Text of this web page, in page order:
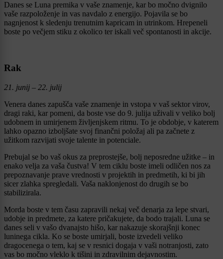
Danes se Luna premika v vaše znamenje, kar bo močno dvignilo
vaše razpoloženje in vas navdalo z energijo. Pojavila se bo
nagnjenost k sledenju trenutnim kapricam in utrinkom. Hrepeneli
boste po večjem stiku z okolico ter iskali več spontanosti in akcije.
Rak
21. junij – 22. julij
Venera danes zapušča vaše znamenje in vstopa v vaš sektor virov,
dragi raki, kar pomeni, da boste vse do 9. julija uživali v veliko bolj
udobnem in umirjenem življenjskem ritmu. To je obdobje, v katerem
lahko opazno izboljšate svoj finančni položaj ali pa začnete z
užitkom razvijati svoje talente in potenciale.
Prebujal se bo vaš okus za preprostejše, bolj neposredne užitke – in
enako velja za vaša čustva! V tem ciklu boste imeli odličen nos za
prepoznavanje prave vrednosti v projektih in predmetih, ki bi jih
sicer zlahka spregledali. Vaša naklonjenost do drugih se bo
stabilizirala.
Morda boste v tem času zapravili nekaj več denarja za lepe stvari,
udobje in predmete, za katere pričakujete, da bodo trajali. Luna se
danes seli v vašo dvanajsto hišo, kar nakazuje skorajšnji konec
luninega cikla. Ko se boste umirjali, boste izvedeli veliko
dragocenega o tem, kaj se v resnici dogaja v vaši notranjosti, zato
vas bo močno vleklo k tišini in zdravilnim dejavnostim.